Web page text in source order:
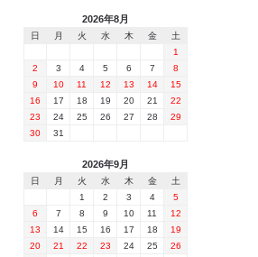
2026年8月
日 月 火 水 木 金
土
1
2
3 4 5 6 7
8
9
10 11 12 13 14
15
16
17 18 19 20 21
22
23
24 25 26 27 28
29
30
31
2026年9月
日 月 火 水 木 金
土
1
2 3 4
5
6
7 8 9 10 11
12
13
14 15 16 17 18
19
20
21 22 23 24 25
26